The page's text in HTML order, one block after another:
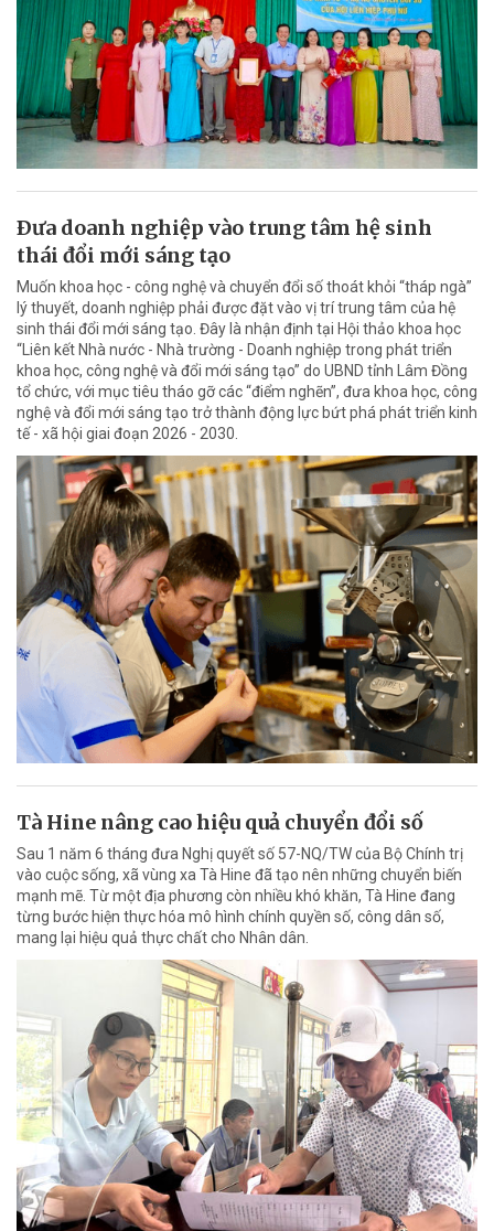
Ðưa doanh nghiệp vào trung tâm hệ sinh
thái đổi mới sáng tạo
Muốn khoa học - công nghệ và chuyển đổi số thoát khỏi “tháp ngà”
lý thuyết, doanh nghiệp phải được đặt vào vị trí trung tâm của hệ
sinh thái đổi mới sáng tạo. Đây là nhận định tại Hội thảo khoa học
“Liên kết Nhà nước - Nhà trường - Doanh nghiệp trong phát triển
khoa học, công nghệ và đổi mới sáng tạo” do UBND tỉnh Lâm Đồng
tổ chức, với mục tiêu tháo gỡ các “điểm nghẽn”, đưa khoa học, công
nghệ và đổi mới sáng tạo trở thành động lực bứt phá phát triển kinh
tế - xã hội giai đoạn 2026 - 2030.
Tà Hine nâng cao hiệu quả chuyển đổi số
Sau 1 năm 6 tháng đưa Nghị quyết số 57-NQ/TW của Bộ Chính trị
vào cuộc sống, xã vùng xa Tà Hine đã tạo nên những chuyển biến
mạnh mẽ. Từ một địa phương còn nhiều khó khăn, Tà Hine đang
từng bước hiện thực hóa mô hình chính quyền số, công dân số,
mang lại hiệu quả thực chất cho Nhân dân.